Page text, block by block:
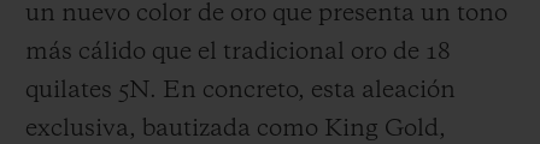
un nuevo color de oro que presenta un tono
más cálido que el tradicional oro de 18
quilates 5N. En concreto, esta aleación
exclusiva, bautizada como King Gold,